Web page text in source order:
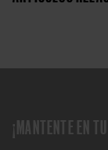
¡MANTENTE EN